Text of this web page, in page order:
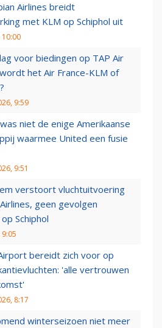
Airlines breidt
met KLM op Schiphol uit
voor biedingen op TAP Air
het Air France-KLM of
9:59
niet de enige Amerikaanse
waarmee United een fusie
9:51
verstoort vluchtuitvoering
geen gevolgen
Schiphol
bereidt zich voor op
'alle vertrouwen
8:17
winterseizoen niet meer